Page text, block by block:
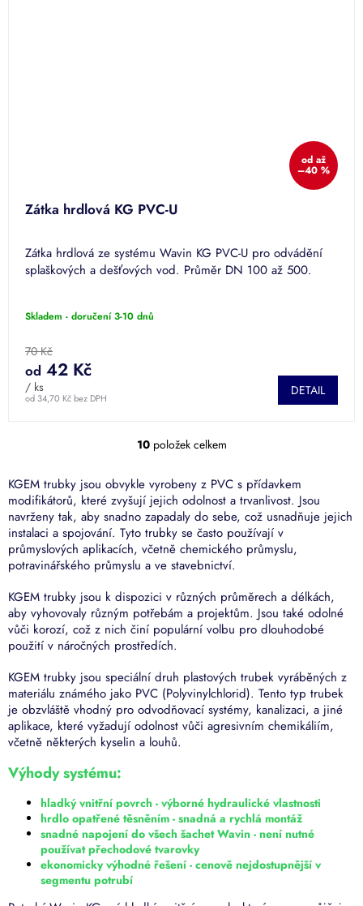
od až
–40 %
Zátka hrdlová KG PVC-U
Zátka hrdlová ze systému Wavin KG PVC-U pro odvádění
splaškových a dešťových vod. Průměr DN 100 až 500.
Skladem - doručení 3-10 dnů
70 Kč
od 34,70 Kč bez DPH
od 42 Kč
/ ks DETAIL
O
l
á
d
a
c
í
p
r
v
k
y
p
i
s
u
10položek celkem
KGEM trubky jsou obvykle vyrobeny z PVC s přídavkem
modifikátorů, které zvyšují jejich odolnost a trvanlivost. Jsou
navrženy tak, aby snadno zapadaly do sebe, což usnadňuje jejich
instalaci a spojování. Tyto trubky se často používají v
průmyslových aplikacích, včetně chemického průmyslu,
potravinářského průmyslu a ve stavebnictví.
KGEM trubky jsou k dispozici v různých průměrech a délkách,
aby vyhovovaly různým potřebám a projektům. Jsou také odolné
vůči korozí, což z nich činí populární volbu pro dlouhodobé
použití v náročných prostředích.
KGEM trubky jsou speciální druh plastových trubek vyráběných z
materiálu známého jako PVC (Polyvinylchlorid). Tento typ trubek
je obzvláště vhodný pro odvodňovací systémy, kanalizaci, a jiné
aplikace, které vyžadují odolnost vůči agresivním chemikáliím,
včetně některých kyselin a louhů.
Výhody systému:
hladký vnitřní povrch - výborné hydraulické vlastnosti
hrdlo opatřené těsněním - snadná a rychlá montáž
snadné napojení do všech šachet Wavin - není nutné
používat přechodové tvarovky
ekonomicky výhodné řešení - cenově nejdostupnější v
segmentu potrubí